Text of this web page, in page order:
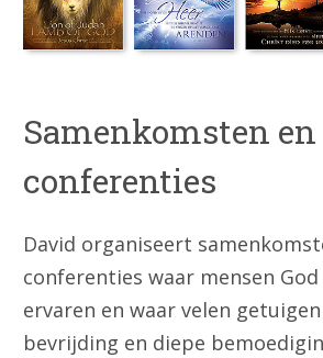
Samenkomsten en
conferenties
David organiseert
conferenties waar mensen
ervaren en waar velen
bevrijding en diepe